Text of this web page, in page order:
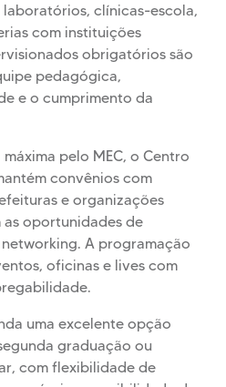
laboratórios, clínicas-escola,
com instituições
obrigatórios são
pedagógica,
e o cumprimento da
pelo MEC, o Centro
convênios com
e organizações
oportunidades de
A programação
oficinas e lives com
uma excelente opção
graduação ou
com flexibilidade de